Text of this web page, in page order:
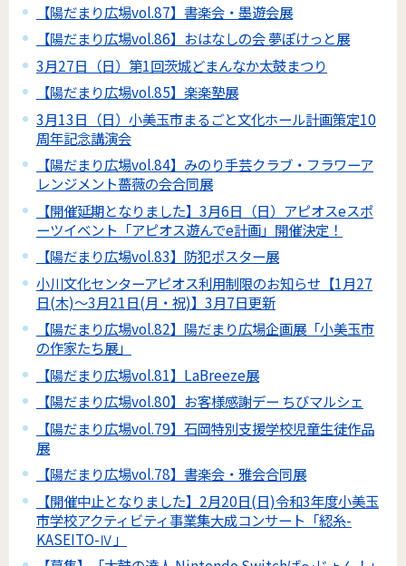
【陽だまり広場vol.87】書楽会・墨遊会展
【陽だまり広場vol.86】おはなしの会 夢ぽけっと展
3月27日（日）第1回茨城どまんなか太鼓まつり
【陽だまり広場vol.85】楽楽塾展
3月13日（日）小美玉市まるごと文化ホール計画策定10
周年記念講演会
【陽だまり広場vol.84】みのり手芸クラブ・フラワーア
レンジメント薔薇の会合同展
【開催延期となりました】3月6日（日）アピオスeスポ
ーツイベント「アピオス遊んでe計画」開催決定！
【陽だまり広場vol.83】防犯ポスター展
小川文化センターアピオス利用制限のお知らせ【1月27
日(木)～3月21日(月・祝)】3月7日更新
【陽だまり広場vol.82】陽だまり広場企画展「小美玉市
の作家たち展」
【陽だまり広場vol.81】LaBreeze展
【陽だまり広場vol.80】お客様感謝デー ちびマルシェ
【陽だまり広場vol.79】石岡特別支援学校児童生徒作品
展
【陽だまり広場vol.78】書楽会・雅会合同展
【開催中止となりました】2月20日(日)令和3年度小美玉
市学校アクティビティ事業集大成コンサート「綛糸-
KASEITO-Ⅳ」